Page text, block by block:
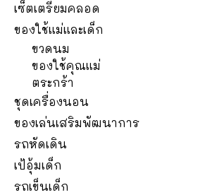
เซ็ตเตรียมคลอด
ของใช้แม่และเด็ก
ขวดนม
ของใช้คุณแม่
ตระกร้า
ชุดเครื่องนอน
ของเล่นเสริมพัฒนาการ
รถหัดเดิน
เป้อุ้มเด็ก
รถเข็นเด็ก